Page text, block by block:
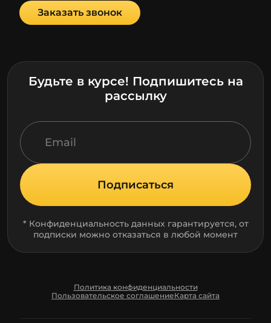
Заказать звонок
Будьте в курсе! Подпишитесь на
рассылку
Подписаться
* Конфиденциальность данных гарантируется, от
подписки можно отказаться в любой момент
Политика конфиденциальности
Пользовательское соглашениеКарта сайта